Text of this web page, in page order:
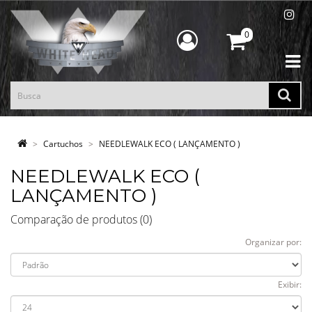
0
Cartuchos NEEDLEWALK ECO ( LANÇAMENTO )
NEEDLEWALK ECO (
LANÇAMENTO )
Comparação de produtos (0)
Organizar por:
Exibir: